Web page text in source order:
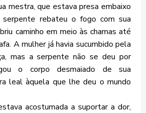
mestra, que estava presa embaixo
rebateu o fogo com sua
caminho em meio às chamas até
A mulher já havia sucumbido pela
mas a serpente não se deu por
o corpo desmaiado de sua
leal àquela que lhe deu o mundo
acostumada a suportar a dor,